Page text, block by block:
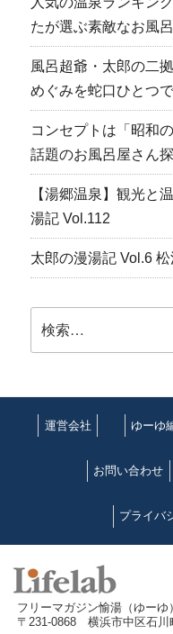
たが選ぶ素敵なお風
風呂超爺・太郎の二
めぐみを蛇口ひとつで
コンセプトは「昭和
話題のお風呂屋さん
【湯郷温泉】観光と
湯記 Vol.112
太郎の漫湯記 Vol.6
運営会社 ゆーゆ
お問い合わせ
プライバ
フリーマガジン愉湯（ゆーゆ）
〒231-0868 横浜市中区石川